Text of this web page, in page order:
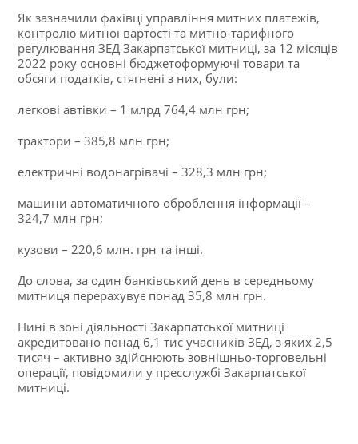
Як зазначили фахівці управління митних платежів,
контролю митної вартості та митно-тарифного
регулювання ЗЕД Закарпатської митниці, за 12 місяців
2022 року основні бюджетоформуючі товари та
обсяги податків, стягнені з них, були:
легкові автівки – 1 млрд 764,4 млн грн;
трактори – 385,8 млн грн;
електричні водонагрівачі – 328,3 млн грн;
машини автоматичного оброблення інформації –
324,7 млн грн;
кузови – 220,6 млн. грн та інші.
До слова, за один банківський день в середньому
митниця перерахувує понад 35,8 млн грн.
Нині в зоні діяльності Закарпатської митниці
акредитовано понад 6,1 тис учасників ЗЕД, з яких 2,5
тисяч – активно здійснюють зовнішньо-торговельні
операції, повідомили у пресслужбі Закарпатської
митниці.